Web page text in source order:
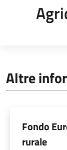
Altre
Fondo
rurale